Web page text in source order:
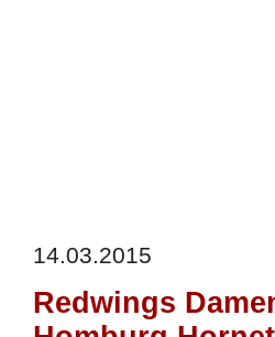
14.03.2015
Redwings